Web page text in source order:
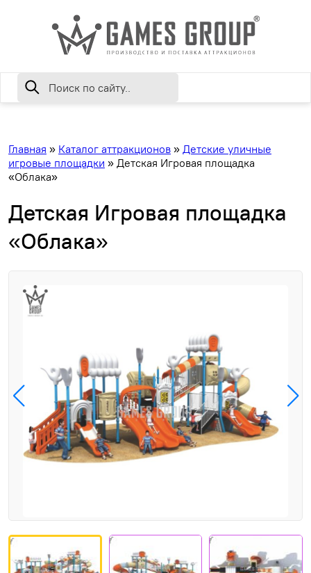
Главная » Каталог аттракционов » Детские уличные
игровые площадки » Детская Игровая площадка
«Облака»
Детская Игровая площадка
«Облака»